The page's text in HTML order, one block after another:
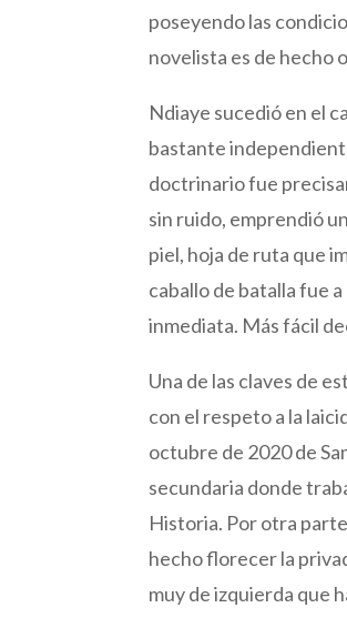
poseyendo las
novelista es de hecho
Ndiaye sucedió en el
bastante
doctrinario fue
sin ruido, emprendió
piel, hoja de ruta que
caballo de batalla fue
inmediata. Más fácil
Una de las claves de
con el respeto a la
octubre de 2020 de
secundaria donde
Historia. Por otra
hecho florecer la
muy de izquierda que